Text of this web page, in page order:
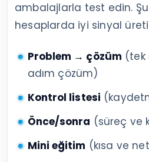
ambalajlarla test edin. Şu
hesaplarda iyi sinyal
Problem → çözüm (tek
adım çözüm)
Kontrol listesi
Önce/sonra (süreç ve
Mini eğitim (kısa ve